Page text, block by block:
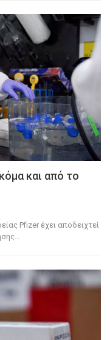
και από το
Pfizer έχει αποδειχτεί
…